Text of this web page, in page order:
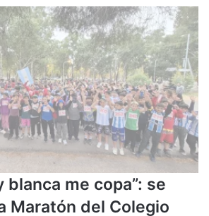
blanca me copa”: se
Maratón del Colegio